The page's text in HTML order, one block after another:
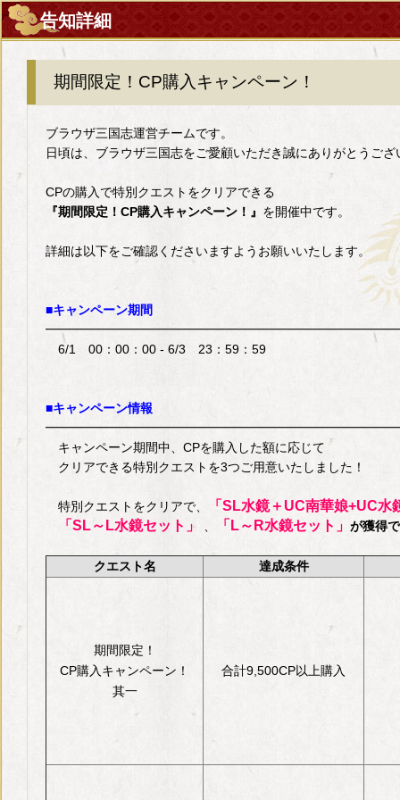
告知詳細
期間限定！CP購入キャンペーン！
ブラウザ三国志運営チームです。
日頃は、ブラウザ三国志をご愛顧いただき誠にありがとうござ
CPの購入で特別クエストをクリアできる
『期間限定！CP購入キャンペーン！』 を開催中です。
詳細は以下をご確認くださいますようお願いいたします。
■キャンペーン期間
6/1 00：00：00 - 6/3 23：59：59
■キャンペーン情報
キャンペーン期間中、CPを購入した額に応じて
クリアできる特別クエストを3つご用意いたしました！
特別クエストをクリアで、
「SL水鏡＋UC南華娘+UC水
「SL～L水鏡セット」
「L～R水鏡セット」 が獲得
クエスト名 達成条件
期間限定！
CP購入キャンペーン！
其一
合計9,500CP以上購入